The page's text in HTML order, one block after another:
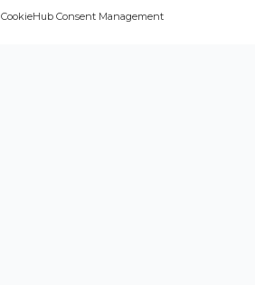
CookieHub Consent Management